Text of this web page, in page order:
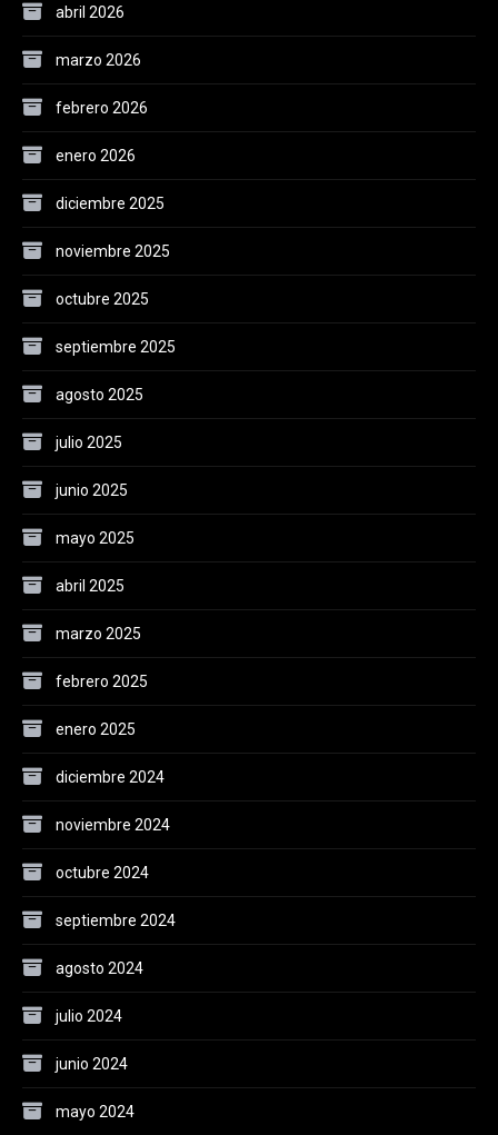
abril 2026
marzo 2026
febrero 2026
enero 2026
diciembre 2025
noviembre 2025
octubre 2025
septiembre 2025
agosto 2025
julio 2025
junio 2025
mayo 2025
abril 2025
marzo 2025
febrero 2025
enero 2025
diciembre 2024
noviembre 2024
octubre 2024
septiembre 2024
agosto 2024
julio 2024
junio 2024
mayo 2024